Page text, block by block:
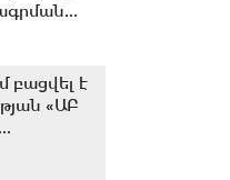
բացվել է
«ԱԲ